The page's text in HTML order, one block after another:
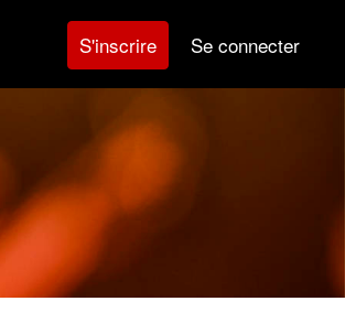
S'inscrire Se connecter